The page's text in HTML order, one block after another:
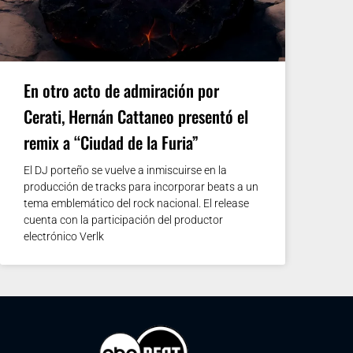
En otro acto de admiración por
Cerati, Hernán Cattaneo presentó el
remix a “Ciudad de la Furia”
El DJ porteño se vuelve a inmiscuirse en la
producción de tracks para incorporar beats a un
tema emblemático del rock nacional. El release
cuenta con la participación del productor
electrónico Verlk